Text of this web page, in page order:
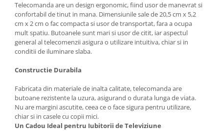
Telecomanda are un design ergonomic, fiind usor de manevrat si
confortabil de tinut in mana. Dimensiunile sale de 20,5 cm x 5,2
cm x 2 cm o fac compacta si usor de transportat, fara a ocupa
mult spatiu. Butoanele sunt mari si usor de citit, iar aspectul
general al telecomenzii asigura o utilizare intuitiva, chiar si in
conditii de iluminare slaba.
Constructie Durabila
Fabricata din materiale de inalta calitate, telecomanda are
butoane rezistente la uzura, asigurand o durata lunga de viata.
Nu are margini ascutite, ceea ce o face sigura pentru utilizare,
chiar si in casele cu copii mici.
Un Cadou Ideal pentru Iubitorii de Televiziune